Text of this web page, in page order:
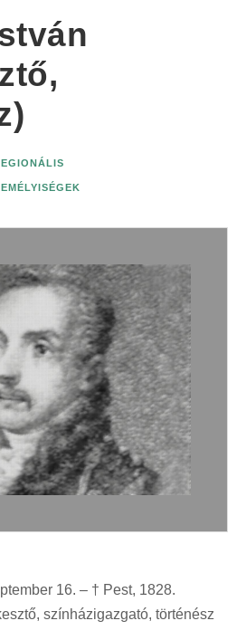
16. – † Pest, 1828.
színházigazgató, történész